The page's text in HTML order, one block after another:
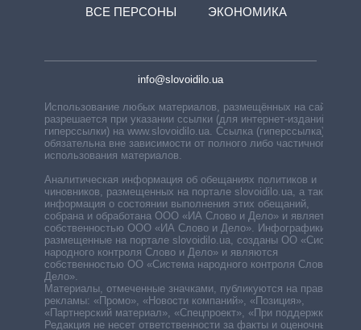
ВСЕ ПЕРСОНЫ
ЭКОНОМИКА
info@slovoidilo.ua
Использование любых материалов, размещённых на сайте,
разрешается при указании ссылки (для интернет-изданий —
гиперссылки) на www.slovoidilo.ua. Ссылка (гиперссылка)
обязательна вне зависимости от полного либо частичного
использования материалов.
Аналитическая информация об обещаниях политиков и
чиновников, размещенных на портале slovoidilo.ua, а также
информация о состоянии выполнения этих обещаний,
собрана и обработана ООО «ИА Слово и Дело» и является
собственностью ООО «ИА Слово и Дело». Инфографики,
размещенные на портале slovoidilo.ua, созданы ОО «Система
народного контроля Слово и Дело» и являются
собственностью ОО «Система народного контроля Слово и
Дело».
Материалы, отмеченные значками, публикуются на правах
рекламы: «Промо», «Новости компаний», «Позиция»,
«Партнерский материал», «Спецпроект», «При поддержке».
Редакция не несет ответственности за факты и оценочные